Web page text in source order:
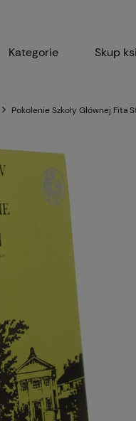
Kategorie Skup
Pokolenie Szkoły Głównej Fita